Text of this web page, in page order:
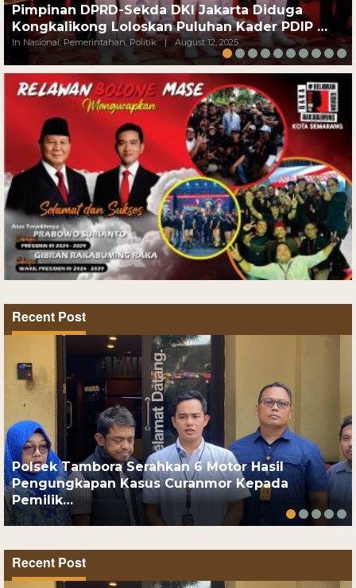
Pimpinan DPRD-Sekda DKI Jakarta Diduga
Kongkalikong Loloskan Puluhan Kader PDIP …
In Nasional, Pemerintahan, Politik | August 12, 2025
Recent Post
Polsek Tambora Serahkan 6 Motor Hasil
Pengungkapan Kasus Curanmor Kepada
Pemilik…
Recent Post